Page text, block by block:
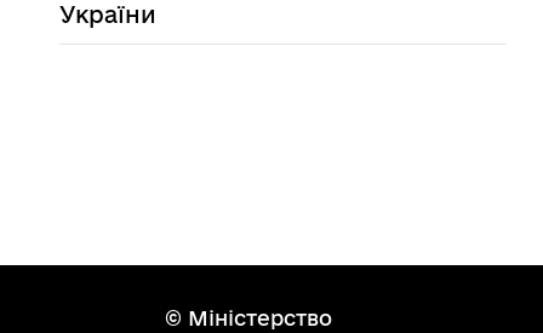
України
© Міністерство